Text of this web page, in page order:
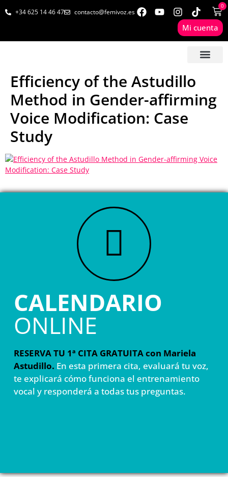
+34 625 14 46 47 contacto@femivoz.es
0
Mi cuenta
Efficiency of the Astudillo
Method in Gender-affirming
Voice Modification: Case
Study
CALENDARIO
ONLINE
RESERVA TU 1ª CITA GRATUITA con Mariela
Astudillo. En esta primera cita, evaluará tu voz,
te explicará cómo funciona el entrenamiento
vocal y responderá a todas tus preguntas.